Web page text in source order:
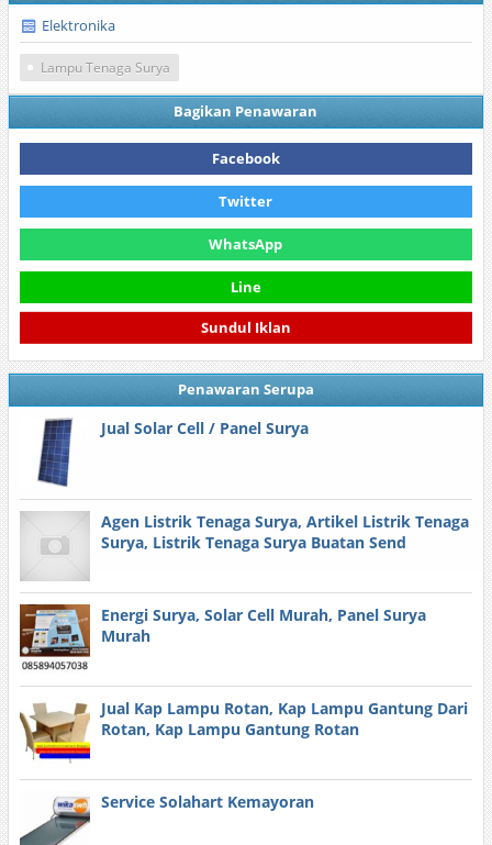
Elektronika
Lampu Tenaga Surya
Bagikan Penawaran
Facebook
Twitter
WhatsApp
Line
Sundul Iklan
Penawaran Serupa
Jual Solar Cell / Panel Surya
Agen Listrik Tenaga Surya, Artikel Listrik Tenaga
Surya, Listrik Tenaga Surya Buatan Send
Energi Surya, Solar Cell Murah, Panel Surya
Murah
Jual Kap Lampu Rotan, Kap Lampu Gantung Dari
Rotan, Kap Lampu Gantung Rotan
Service Solahart Kemayoran